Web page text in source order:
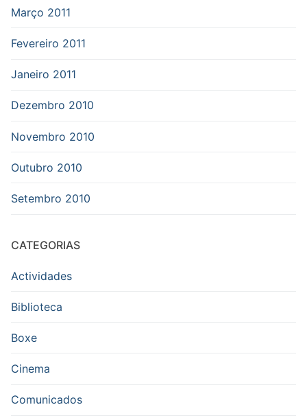
Março 2011
Fevereiro 2011
Janeiro 2011
Dezembro 2010
Novembro 2010
Outubro 2010
Setembro 2010
CATEGORIAS
Actividades
Biblioteca
Boxe
Cinema
Comunicados